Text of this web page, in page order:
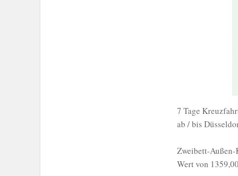
7 Tage
ab / bis
Zweibett-
Wert von